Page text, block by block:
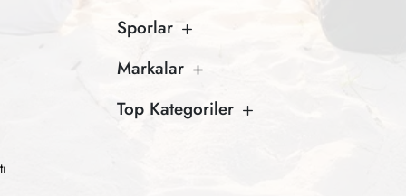
Sporlar
Markalar
Top Kategoriler